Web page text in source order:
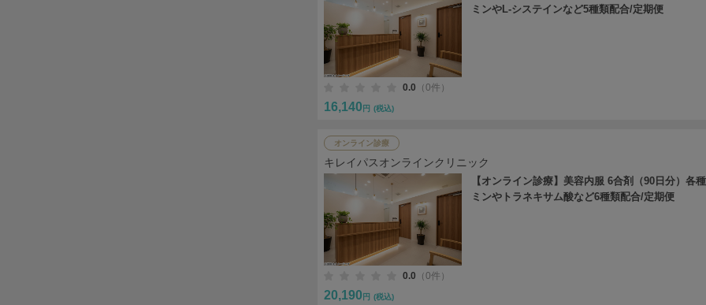
ミンやL-システインなど5種類配合/定期便
0.0 （0件）
16,140 円 (税込)
オンライン診療
キレイパスオンラインクリニック
【オンライン診療】美容内服 6合剤（90日分）各
ミンやトラネキサム酸など6種類配合/定期便
0.0 （0件）
20,190 円 (税込)